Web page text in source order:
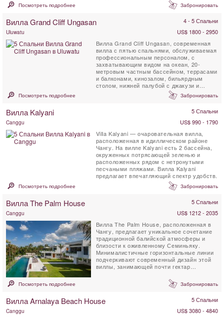
Посмотреть подробнее Забронировать
Вилла Grand Cliff Ungasan 4 - 5 Спальни
Uluwatu
US$ 1800 - 2950
Вилла Grand Cliff Ungasan, современная
вилла с пятью спальнями, обслуживаемая
профессиональным персоналом, с
захватывающим видом на океан, 20-
метровым частным бассейном, террасами
и балконами, кинозалом, бильярдным
столом, нижней палубой с джакузи и
беседкой для отдыха. . Эта ...
Посмотреть подробнее Забронировать
Вилла Kalyani 5 Спальни
Canggu
US$ 990 - 1790
Villa Kalyani — очаровательная вилла,
расположенная в идиллическом районе
Чангу. На вилле Kalyani есть 2 бассейна,
окруженных потрясающей зеленью и
расположенных рядом с нетронутыми
песчаными пляжами. Вилла Kalyani
предлагает впечатляющий спектр удобств.
Посмотреть подробнее Забронировать
Вилла The Palm House 5 Спальни
Canggu
US$ 1212 - 2035
Вилла The Palm House, расположенная в
Чангу, предлагает уникальное сочетание
традиционной балийской атмосферы и
близости к оживленному Семиньяку.
Минималистичные горизонтальные линии
подчеркивают современный дизайн этой
виллы, занимающей почти гектар
Посмотреть подробнее Забронировать
Вилла Arnalaya Beach House 5 Спальни
Canggu
US$ 3080 - 4840